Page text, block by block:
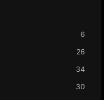
6
26
34
30